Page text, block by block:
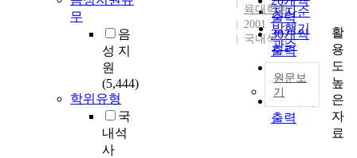
무
음
성 지
원
(5,444)
학위유형
국
내석
사
저자순
발행기
관순
출력
30개씩
출력
출력
100개씩
출력
육대학원
2001
국내석사
원문보
기
활
용
도
높
은
자
료